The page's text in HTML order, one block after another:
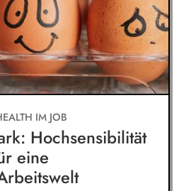
IM JOB
Hochsensibilität
eine